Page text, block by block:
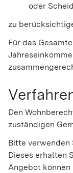
oder
zu
Für das
Den
zuständigen
Bitte verwenden
Dieses erhalten
Angebot können